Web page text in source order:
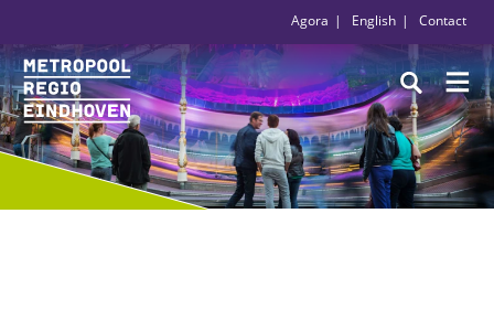
Agora English Contact